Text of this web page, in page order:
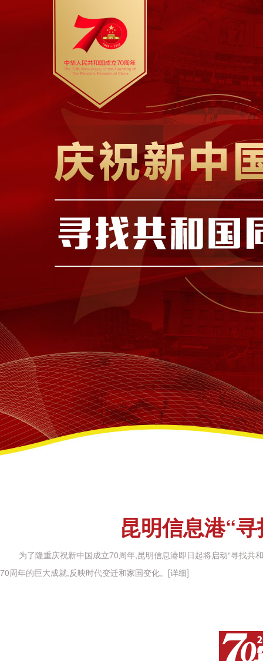
昆明信息港“
为了隆重庆祝新中国成立70周年,昆明信息港即日起将启动“寻找
70周年的巨大成就,反映时代变迁和家国变化。 [详细]